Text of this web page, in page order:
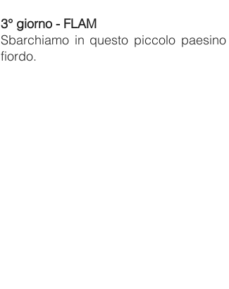
3° giorno - FLAM
Sbarchiamo in questo piccolo
fiordo.